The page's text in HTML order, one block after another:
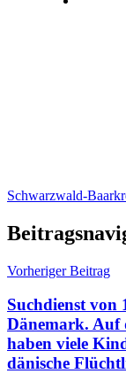
Schwarzwald-
Vorheriger Beitrag
Suchdienst von
Dänemark. Auf
haben viele
dänische